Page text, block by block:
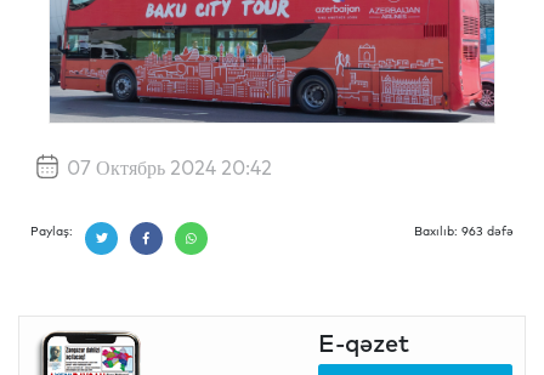
07 Октябрь 2024 20:42
Paylaş: Baxılıb: 963 dəfə
E-qəzet